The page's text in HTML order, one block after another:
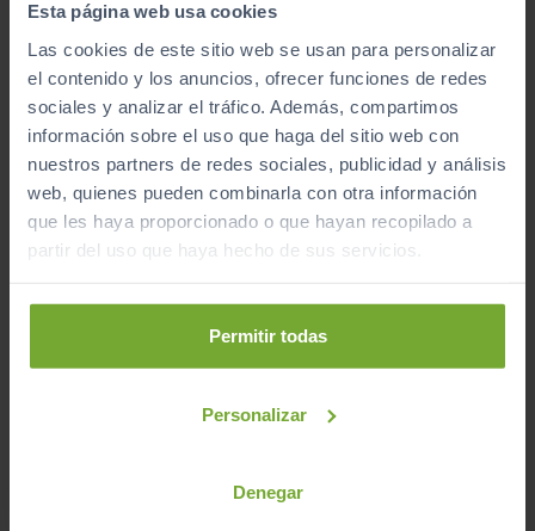
Esta página web usa cookies
Las cookies de este sitio web se usan para personalizar
el contenido y los anuncios, ofrecer funciones de redes
sociales y analizar el tráfico. Además, compartimos
información sobre el uso que haga del sitio web con
nuestros partners de redes sociales, publicidad y análisis
web, quienes pueden combinarla con otra información
que les haya proporcionado o que hayan recopilado a
partir del uso que haya hecho de sus servicios.
Permitir todas
Personalizar
Denegar
automático
¿A qué esperas para unirte al club de Sibuscascoche?
¡Ya somos más de 6.000 conductores satisfechos!
Coches de Segunda Mano
Peugeot
3008
Apúntate a nuestro boletín y serás el primero en